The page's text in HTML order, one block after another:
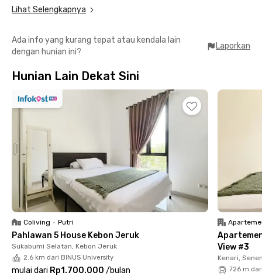
ber-AC, dilengkapi TV maupun non-TV sesuai kebutuhan, serta
tersedia kamar mandi luar maupun kamar mandi dalam dengan
Fasilitas bersama yang tersedia antara lain WiFi cepat, area
dan dispenser, memudahkan Anda untuk beraktivitas sehari-
hari. Konsep coliving ini dirancang agar penghuni dapat
menikmati privasi sekaligus kesempatan untuk bersosialisasi
dengan sesama penghuni.
Lokasi Casavanda Muwardi sangat strategis di kawasan Grogol,
hanya 5 menit dari Mal Ciputra Jakarta (Citraland) dan dekat
dengan kampus ternama seperti Universitas Tarumanagara (9
menit) dan Universitas Trisakti (8 menit). Selain itu, pusat
bisnis dan hiburan seperti SOHO Podomoro City (7 menit), Mall
Taman Anggrek (7 menit), dan Central Park Mall (8 menit) juga
mudah dijangkau, menjadikan hunian ini pilihan ideal untuk
tinggal maupun beraktivitas di pusat Jakarta Barat.
Lihat Selengkapnya
Ada info yang kurang tepat atau kendala lain
dengan hunian ini?
Laporkan
Hunian Lain Dekat Sini
Coliving • Putri
Pahlawan 5 House Kebon Jeruk
Sukabumi Selatan, Kebon Jeruk
2.6 km dari BINUS University
mulai dari Rp1.700.000 /bulan
View #3
Kenari,
726 m